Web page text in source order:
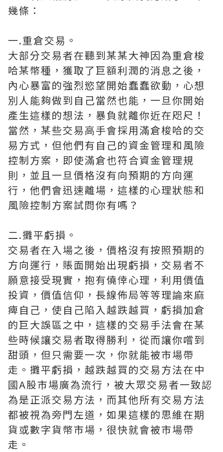
幾條：
一.重倉交易。
大部分交易者在聽到某某大神因為重倉梭
哈某幣種，獲取了巨額利潤的消息之後，
內心暴富的強烈慾望開始蠢蠢欲動，心想
別人能夠做到自己當然也能，一旦你開始
產生這樣的想法，暴負就離你近在咫尺！
當然，某些交易高手會採用滿倉梭哈的交
易方式，但他們有自己的資金管理和風險
控制方案，即使滿倉也符合資金管理規
則，並且一旦價格沒有向預期的方向運
行，他們會迅速離場，這樣的心理狀態和
風險控制方案試問你有嗎？
二.攤平虧損。
交易者在入場之後，價格沒有按照預期的
方向運行，賬面開始出現虧損，交易者不
願意接受現實，抱有僥倖心理，利用價值
投資，價值信仰，長線佈局等等理論來麻
痺自己，使自己陷入越跌越買，虧損加倉
的巨大誤區之中，這樣的交易手法會在某
些時候讓交易者取得勝利，從而讓你嚐到
甜頭，但只需要一次，你就能被市場帶
走。攤平虧損，越跌越買的交易方法在中
國A股市場廣為流行，被大眾交易者一致認
為是正派交易方法，而其他所有交易方法
都被視為旁門左道，如果這樣的思維在期
貨或數字貨幣市場，很快就會被市場帶
走。